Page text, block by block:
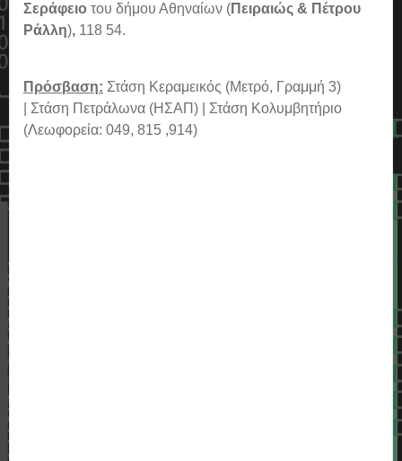
Σεράφειο του δήμου Αθηναίων (Πειραιώς & Πέτρου
Ράλλη), 118 54.
Πρόσβαση: Στάση Κεραμεικός (Μετρό, Γραμμή 3)
| Στάση Πετράλωνα (ΗΣΑΠ) | Στάση Κολυμβητήριο
(Λεωφορεία: 049, 815 ,914)